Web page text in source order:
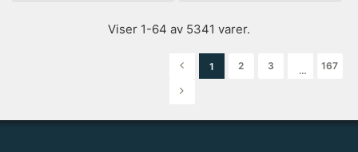
Viser 1-64 av 5341 varer.
1 2 3 … 167